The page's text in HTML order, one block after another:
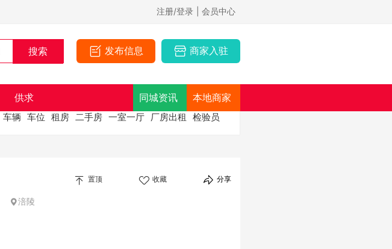
注册/登录 | 会员中心
发布信息 商家入驻
供求 同城资讯 本地商家
车辆 车位 租房 二手房 一室一厅 厂房出租
检验员
置顶 收藏 分享
涪陵